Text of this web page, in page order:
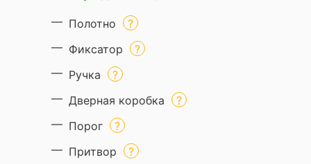
Полотно
Фиксатор
Ручка
Дверная коробка
Порог
Притвор